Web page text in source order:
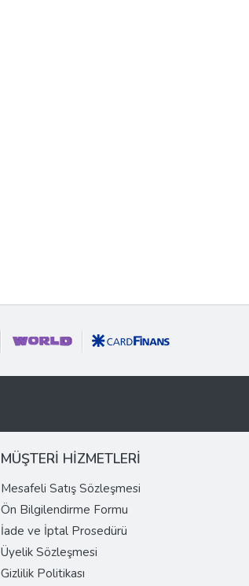
MÜŞTERİ HİZMETLERİ
Mesafeli Satış Sözleşmesi
Ön Bilgilendirme Formu
İade ve İptal Prosedürü
Üyelik Sözleşmesi
Gizlilik Politikası